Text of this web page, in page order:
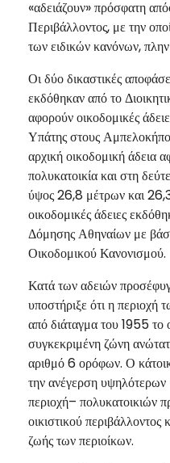
«αδειάζουν» πρόσφατη
Περιβάλλοντος, με την
των ειδικών κανόνων,
Οι δύο δικαστικές
εκδόθηκαν από το
αφορούν οικοδομικές
Υπάτης στους
αρχική οικοδομική άδεια
πολυκατοικία και στη
ύψος 26,8 μέτρων και
οικοδομικές άδειες
Δόμησης Αθηναίων με
Οικοδομικού Κανονισμού.
Κατά των αδειών
υποστήριξε ότι η
από διάταγμα του 1955 το
συγκεκριμένη ζώνη
αριθμό 6 ορόφων. Ο
την ανέγερση υψηλότερων
περιοχή– πολυκατοικιών
οικιστικού περιβάλλοντος
ζωής των περιοίκων.